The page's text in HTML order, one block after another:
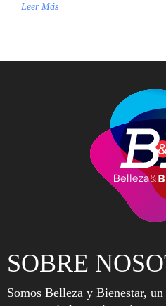
Leer Más
SOBRE
Somos Belleza y Bienestar,